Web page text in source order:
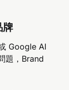
牌
Google AI
題，Brand